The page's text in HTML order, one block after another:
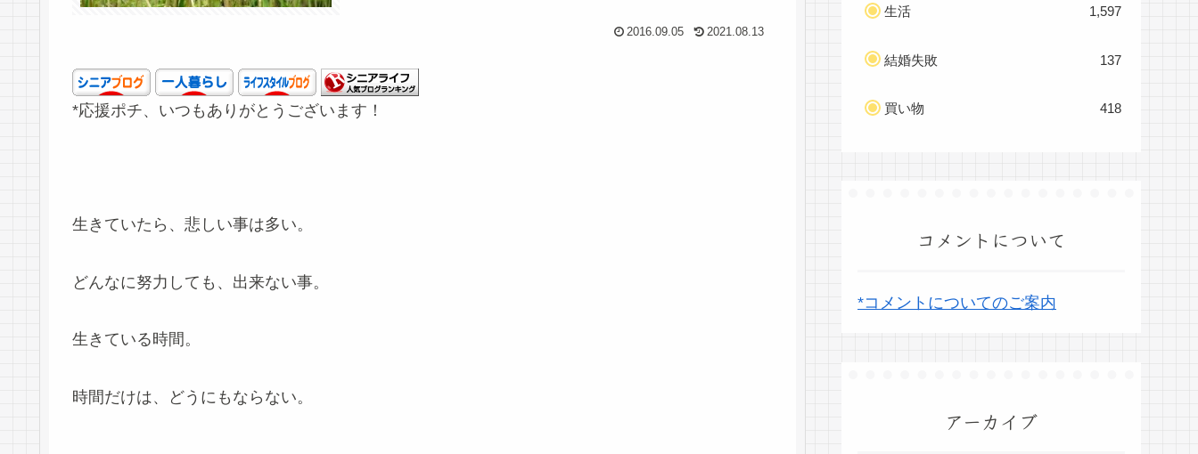
2016.09.05 2021.08.13
*応援ポチ、いつもありがとうございます！
生きていたら、悲しい事は多い。
どんなに努力しても、出来ない事。
生きている時間。
時間だけは、どうにもならない。
生活 1,597
結婚失敗 137
買い物 418
コメントについて
*コメントについてのご案内
アーカイブ